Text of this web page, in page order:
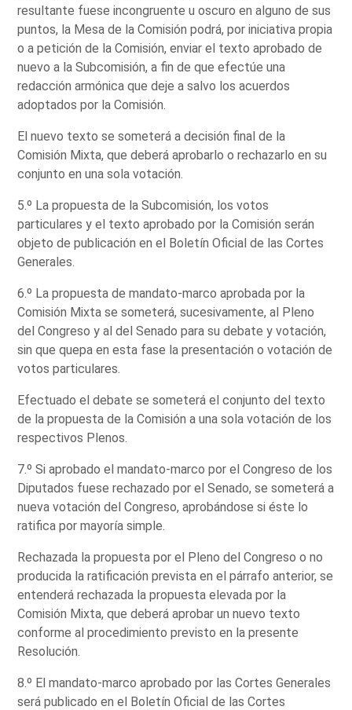
resultante fuese incongruente u oscuro en alguno de sus
puntos, la Mesa de la Comisión podrá, por iniciativa propia
o a petición de la Comisión, enviar el texto aprobado de
nuevo a la Subcomisión, a fin de que efectúe una
redacción armónica que deje a salvo los acuerdos
adoptados por la Comisión.
El nuevo texto se someterá a decisión final de la
Comisión Mixta, que deberá aprobarlo o rechazarlo en su
conjunto en una sola votación.
5.º La propuesta de la Subcomisión, los votos
particulares y el texto aprobado por la Comisión serán
objeto de publicación en el Boletín Oficial de las Cortes
Generales.
6.º La propuesta de mandato-marco aprobada por la
Comisión Mixta se someterá, sucesivamente, al Pleno
del Congreso y al del Senado para su debate y votación,
sin que quepa en esta fase la presentación o votación de
votos particulares.
Efectuado el debate se someterá el conjunto del texto
de la propuesta de la Comisión a una sola votación de los
respectivos Plenos.
7.º Si aprobado el mandato-marco por el Congreso de los
Diputados fuese rechazado por el Senado, se someterá a
nueva votación del Congreso, aprobándose si éste lo
ratifica por mayoría simple.
Rechazada la propuesta por el Pleno del Congreso o no
producida la ratificación prevista en el párrafo anterior, se
entenderá rechazada la propuesta elevada por la
Comisión Mixta, que deberá aprobar un nuevo texto
conforme al procedimiento previsto en la presente
Resolución.
8.º El mandato-marco aprobado por las Cortes Generales
será publicado en el Boletín Oficial de las Cortes